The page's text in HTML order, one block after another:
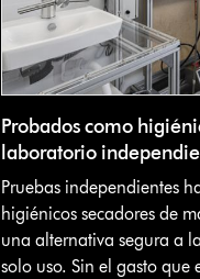
Probados como
laboratorio
Pruebas independientes
higiénicos secadores de
una alternativa segura a
solo uso. Sin el gasto que